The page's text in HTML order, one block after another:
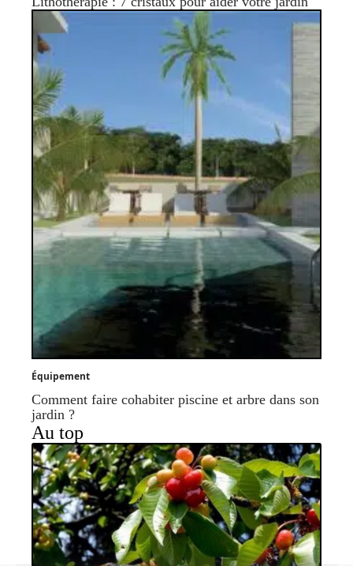
Équipement
Comment faire cohabiter piscine et arbre dans son
jardin ?
Au top